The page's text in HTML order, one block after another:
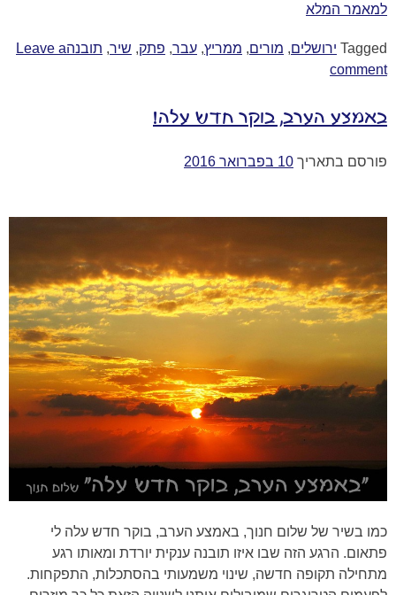
למאמר המלא
Tagged ירושלים, מורים, ממריץ, עבר, פתק, שיר, תובנהLeave a
comment
באמצע הערב, בוקר חדש עלה!
פורסם בתאריך 10 בפברואר 2016
כמו בשיר של שלום חנוך, באמצע הערב, בוקר חדש עלה לי
פתאום. הרגע הזה שבו איזו תובנה ענקית יורדת ומאותו רגע
מתחילה תקופה חדשה, שינוי משמעותי בהסתכלות, התפקחות.